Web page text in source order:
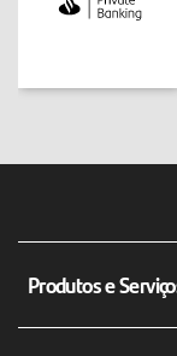
Produtos e